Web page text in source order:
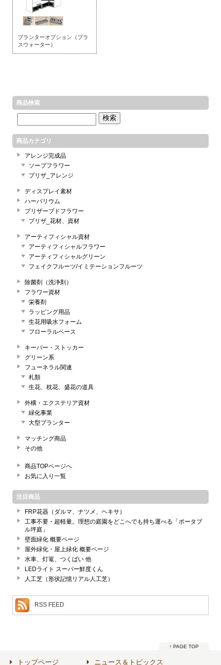
プランターオプション（プラ
スウォーター）
商品検索
商品カテゴリ
アレンジ完成品
ソープフラワー
プリザ_アレンジ
ディスプレイ素材
ハーバリウム
プリザーブドフラワー
プリザ_花材、資材
アーティフィシャル資材
アーティフィシャルフラワー
アーティフィシャルグリーン
フェイクフルーツ/イミテーションフルーツ
除菌剤（洗浄剤）
フラワー資材
栄養剤
ラッピング用品
生花用吸水フォーム
フローラルベース
キーパー・ストッカー
グリーン系
フューネラル関連
札類
生花、枕花、盛花の道具
外構・エクステリア資材
緑化事業
大型プランター
マッチング商品
その他
商品TOPページへ
お気に入り一覧
注目商品
FRP花器（ダルマ、ナツメ、ヘキサ）
工事不要・超軽量。理想の庭園をどこへでも持ち運べる「ポータブ
ル坪庭」
壁面緑化 概要ページ
屋外緑化・屋上緑化 概要ページ
水車、灯篭、つくばい 他
LEDライト スーパー鮮度くん
人工芝（形状記憶リアル人工芝）
RSS FEED
↑ PAGE TOP
トップページ ニュース＆トピックス